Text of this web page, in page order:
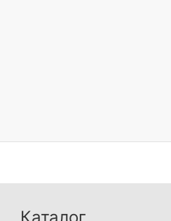
Каталог